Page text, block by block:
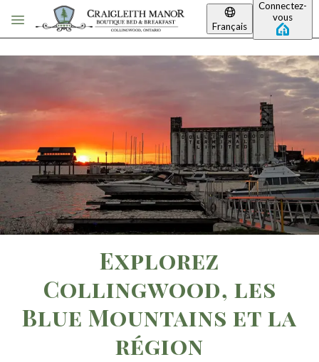
Passer au contenu principal
Français
Connectez-
vous
Explorez
Collingwood, les
Blue Mountains et la
région